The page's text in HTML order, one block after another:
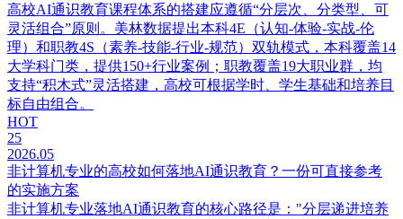
高校AI通识教育课程体系的搭建应遵循“分层次、分类型、可
灵活组合”原则。美林数据提出本科4E（认知-体验-实战-伦
理）和职教4S（素养-技能-行业-规范）双轨模式，本科覆盖14
大学科门类，提供150+行业案例；职教覆盖19大职业群，均
支持“积木式”灵活搭建，高校可根据学时、学生基础和培养目
标自由组合。
HOT
25
2026.05
非计算机专业的高校如何落地AI通识教育？一份可直接参考
的实施方案
非计算机专业落地AI通识教育的核心路径是："分层递进培养